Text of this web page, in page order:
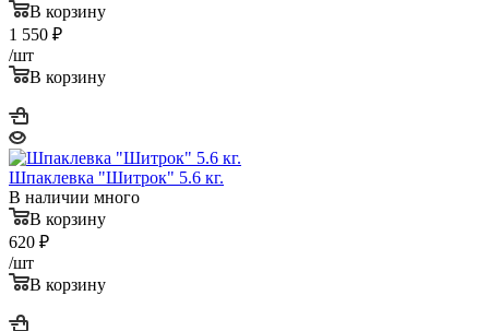
В корзину
1 550 ₽
/шт
В корзину
Шпаклевка "Шитрок" 5.6 кг.
В наличии много
В корзину
620 ₽
/шт
В корзину